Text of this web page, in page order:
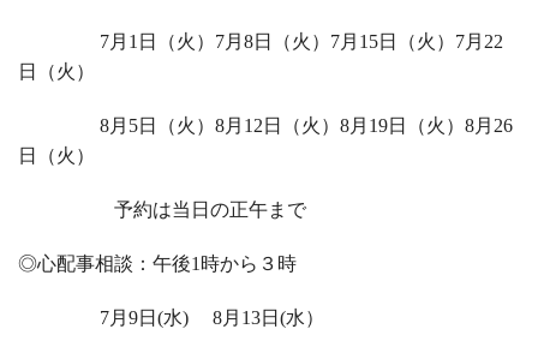
7月 1 日（火） 7月 8日（火） 7月 15日（火） 7月 22
日（火）
8月 5日（火） 8月 12 日（火） 8月 19日（火） 8月 26
日（火）
予約は当日の正午まで
◎心配事相談：午後1 時から３時
7月 9日 (水) 8月 13日 (水）